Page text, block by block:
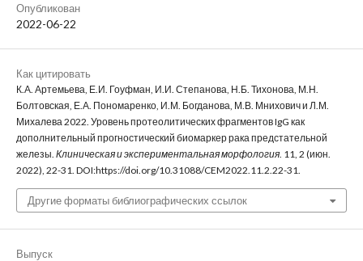
Опубликован
2022-06-22
Как цитировать
К.А. Артемьева, Е.И. Гоуфман, И.И. Степанова, Н.Б. Тихонова, М.Н.
Болтовская, Е.А. Пономаренко, И.М. Богданова, М.В. Мнихович и Л.М.
Михалева 2022. Уровень протеолитических фрагментов IgG как
дополнительный прогностический биомаркер рака предстательной
железы. Клиническая и экспериментальная морфология . 11, 2 (июн.
2022), 22-31. DOI:https://doi.org/10.31088/CEM2022.11.2.22-31.
Другие форматы библиографических ссылок
Выпуск